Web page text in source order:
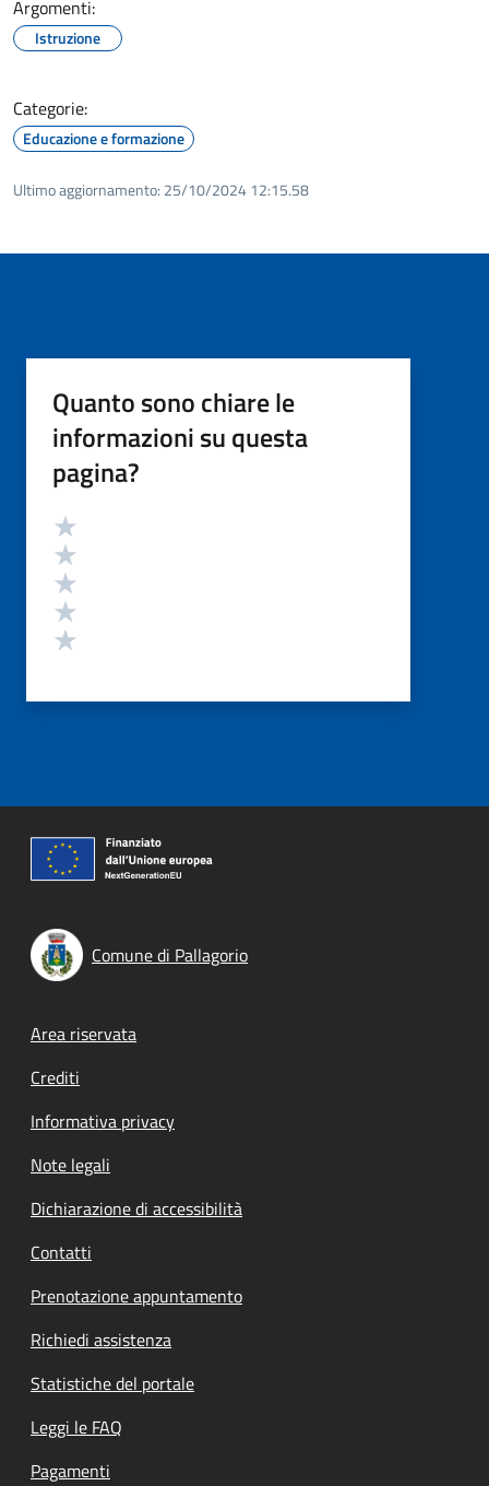
Argomenti:
Istruzione
Categorie:
Educazione e formazione
Ultimo aggiornamento: 25/10/2024 12:15.58
Quanto sono chiare le
informazioni su questa
pagina?
Valutazione
Comune di Pallagorio
Footer menu
Area riservata
Crediti
Informativa privacy
Note legali
Dichiarazione di accessibilità
Contatti
Prenotazione appuntamento
Richiedi assistenza
Statistiche del portale
Leggi le FAQ
Pagamenti